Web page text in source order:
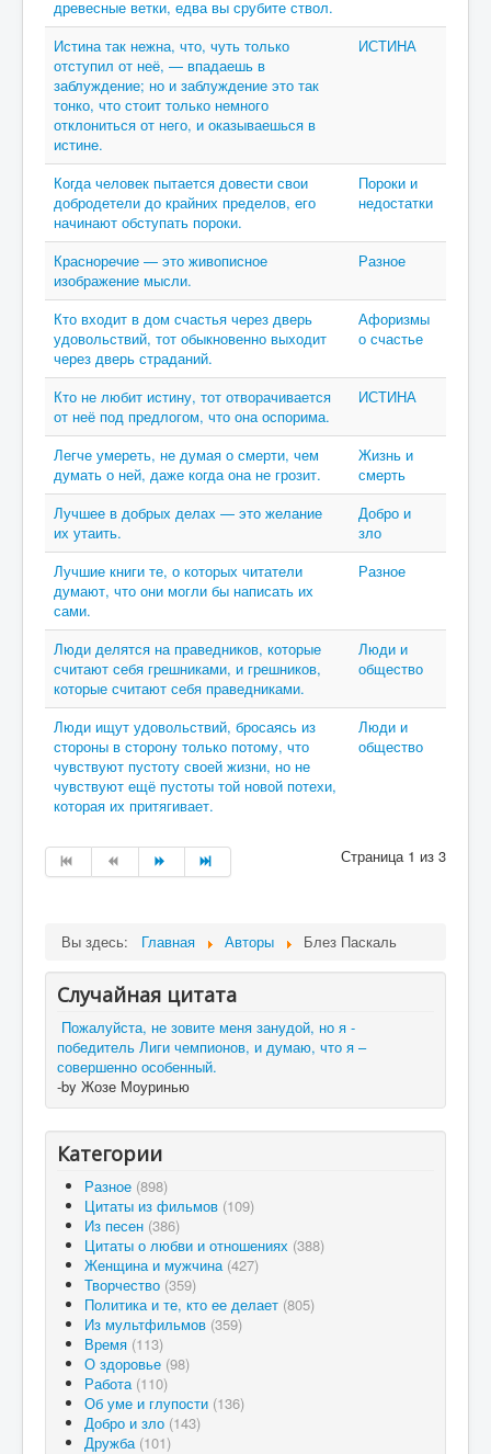
древесные ветки, едва вы срубите ствол.
Истина так нежна, что, чуть только
отступил от неё, — впадаешь в
заблуждение; но и заблуждение это так
тонко, что стоит только немного
отклониться от него, и оказываешься в
истине.
ИСТИНА
Когда человек пытается довести свои
добродетели до крайних пределов, его
начинают обступать пороки.
Пороки и
недостатки
Красноречие — это живописное
изображение мысли.
Разное
Кто входит в дом счастья через дверь
удовольствий, тот обыкновенно выходит
через дверь страданий.
Афоризмы
о счастье
Кто не любит истину, тот отворачивается
от неё под предлогом, что она оспорима.
ИСТИНА
Легче умереть, не думая о смерти, чем
думать о ней, даже когда она не грозит.
Жизнь и
смерть
Лучшее в добрых делах — это желание
их утаить.
Добро и
зло
Лучшие книги те, о которых читатели
думают, что они могли бы написать их
сами.
Разное
Люди делятся на праведников, которые
считают себя грешниками, и грешников,
которые считают себя праведниками.
Люди и
общество
Люди ищут удовольствий, бросаясь из
стороны в сторону только потому, что
чувствуют пустоту своей жизни, но не
чувствуют ещё пустоты той новой потехи,
которая их притягивает.
Люди и
общество
Страница 1 из 3
Вы здесь: Главная Авторы Блез Паскаль
Случайная цитата
Пожалуйста, не зовите меня занудой, но я -
победитель Лиги чемпионов, и думаю, что я –
совершенно особенный.
-by Жозе Моуринью
Категории
Разное (898)
Цитаты из фильмов (109)
Из песен (386)
Цитаты о любви и отношениях (388)
Женщина и мужчина (427)
Творчество (359)
Политика и те, кто ее делает (805)
Из мультфильмов (359)
Время (113)
О здоровье (98)
Работа (110)
Об уме и глупости (136)
Добро и зло (143)
Дружба (101)